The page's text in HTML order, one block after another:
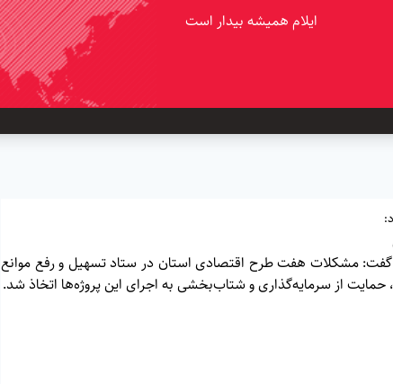
ایلام همیشه بیدار است
گفت: مشکلات هفت طرح اقتصادی استان در ستاد تسهیل و رفع موانع
حمایت از سرمایه‌گذاری و شتاب‌بخشی به اجرای این پروژه‌ها اتخاذ شد.